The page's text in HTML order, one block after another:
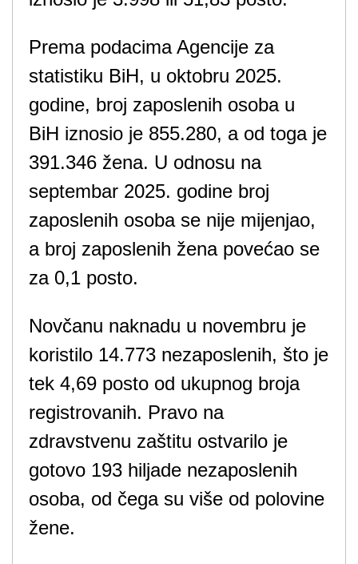
Prema podacima Agencije za
statistiku BiH, u oktobru 2025.
godine, broj zaposlenih osoba u
BiH iznosio je 855.280, a od toga je
391.346 žena. U odnosu na
septembar 2025. godine broj
zaposlenih osoba se nije mijenjao,
a broj zaposlenih žena povećao se
za 0,1 posto.
Novčanu naknadu u novembru je
koristilo 14.773 nezaposlenih, što je
tek 4,69 posto od ukupnog broja
registrovanih. Pravo na
zdravstvenu zaštitu ostvarilo je
gotovo 193 hiljade nezaposlenih
osoba, od čega su više od polovine
žene.